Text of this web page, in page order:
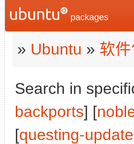
packages
» Ubuntu » 软
Search in
backports] [
[questing-